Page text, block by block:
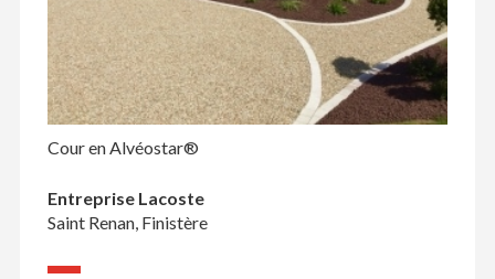
Cour en Alvéostar®
Entreprise Lacoste
Saint Renan, Finistère